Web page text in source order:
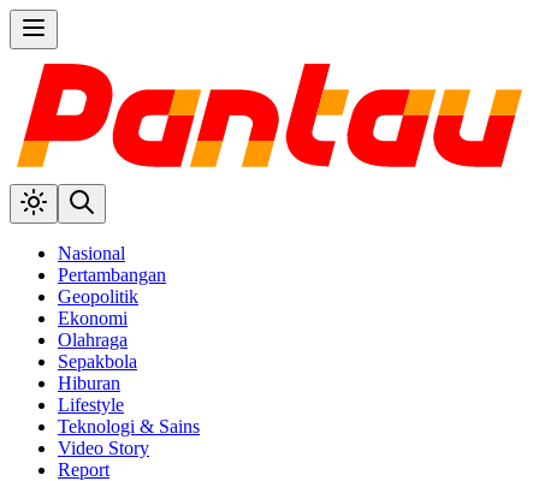
Nasional
Pertambangan
Geopolitik
Ekonomi
Olahraga
Sepakbola
Hiburan
Lifestyle
Teknologi & Sains
Video Story
Report